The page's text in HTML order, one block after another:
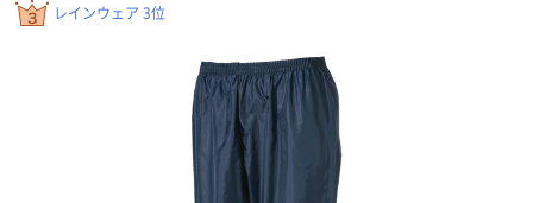
レインウェア 3位